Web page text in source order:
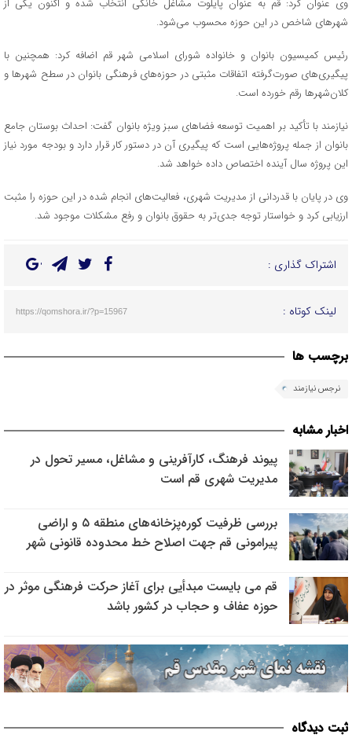
وی عنوان کرد: قم به عنوان پایلوت مشاغل خانگی انتخاب شده و اکنون یکی از
شهرهای شاخص در این حوزه محسوب می‌شود.
رئیس کمیسیون بانوان و خانواده شورای اسلامی شهر قم اضافه کرد: همچنین با
پیگیری‌های صورت‌گرفته اتفاقات مثبتی در حوزه‌های فرهنگی بانوان در سطح شهرها و
کلان‌شهرها رقم خورده است.
نیازمند با تأکید بر اهمیت توسعه فضاهای سبز ویژه بانوان گفت: احداث بوستان جامع
بانوان از جمله پروژه‌هایی است که پیگیری آن در دستور کار قرار دارد و بودجه مورد نیاز
این پروژه سال آینده اختصاص داده خواهد شد.
وی در پایان با قدردانی از مدیریت شهری، فعالیت‌های انجام شده در این حوزه را مثبت
ارزیابی کرد و خواستار توجه جدی‌تر به حقوق بانوان و رفع مشکلات موجود شد.
اشتراک گذاری :
لینک کوتاه : https://qomshora.ir/?p=15967
برچسب ها
نرجس نیازمند
اخبار مشابه
پیوند فرهنگ، کارآفرینی و مشاغل، مسیر تحول در
مدیریت شهری قم است
بررسی ظرفیت کوره‌پزخانه‌های منطقه ۵ و اراضی
پیرامونی قم جهت اصلاح خط محدوده قانونی شهر
قم می بایست مبدأیی برای آغاز حرکت فرهنگی موثر در
حوزه عفاف و حجاب در کشور باشد
ثبت دیدگاه